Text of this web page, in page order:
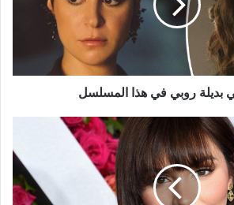
بديلة روبي في هذا المسلسل